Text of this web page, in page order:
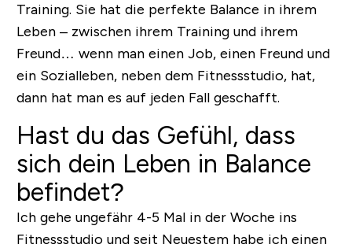
Training. Sie hat die perfekte Balance in ihrem
Leben – zwischen ihrem Training und ihrem
Freund… wenn man einen Job, einen Freund und
ein Sozialleben, neben dem Fitnessstudio, hat,
dann hat man es auf jeden Fall geschafft.
Hast du das Gefühl, dass
sich dein Leben in Balance
befindet?
Ich gehe ungefähr 4-5 Mal in der Woche ins
Fitnessstudio und seit Neuestem habe ich einen